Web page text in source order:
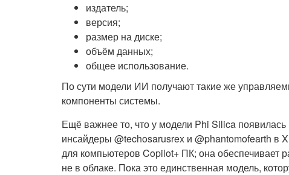
издатель;
версия;
размер на диске;
объём данных;
общее использование.
По сути модели ИИ получают такие же
компоненты системы.
Ещё важнее то, что у модели Phi Silica
инсайдеры @techosarusrex и @phantomofearth в
для компьютеров Copilot+ ПК; она обеспечивает
не в облаке. Пока это единственная модель,